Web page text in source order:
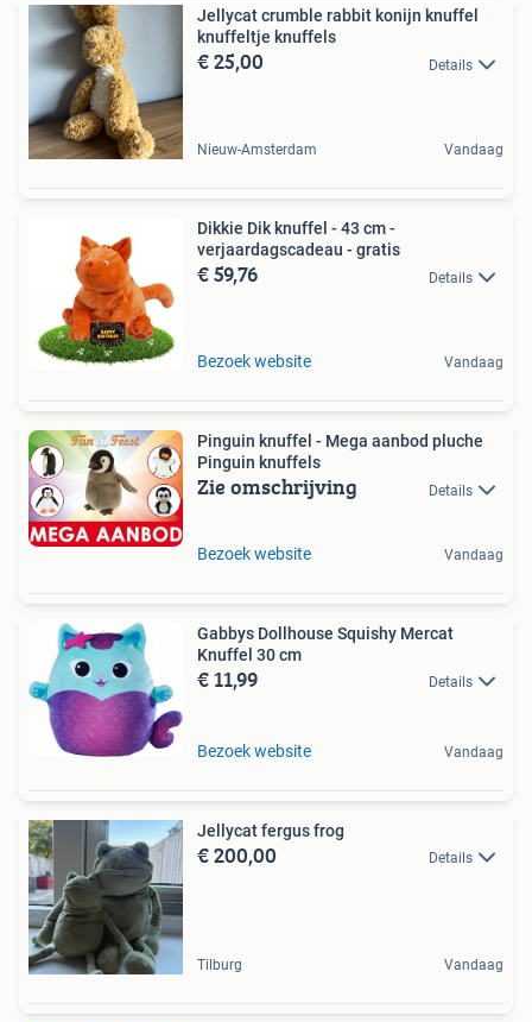
Jellycat crumble rabbit konijn knuffel
knuffeltje knuffels
€ 25,00 Details
Nieuw-Amsterdam Vandaag
Dikkie Dik knuffel - 43 cm -
verjaardagscadeau - gratis
€ 59,76 Details
Bezoek website Vandaag
Pinguin knuffel - Mega aanbod pluche
Pinguin knuffels
Zie omschrijving Details
Bezoek website Vandaag
Gabbys Dollhouse Squishy Mercat
Knuffel 30 cm
€ 11,99 Details
Bezoek website Vandaag
Jellycat fergus frog
€ 200,00 Details
Tilburg Vandaag